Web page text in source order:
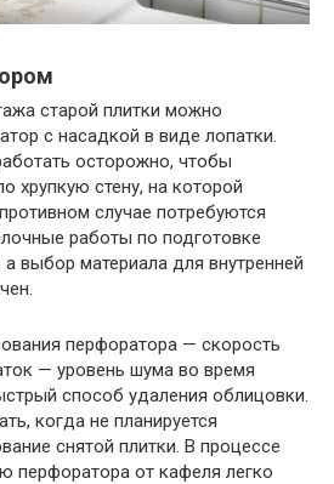
старой плитки можно
с насадкой в виде лопатки.
осторожно, чтобы
хрупкую стену, на которой
случае потребуются
работы по подготовке
выбор материала для внутренней
перфоратора — скорость
— уровень шума во время
способ удаления облицовки.
когда не планируется
снятой плитки. В процессе
от кафеля легко